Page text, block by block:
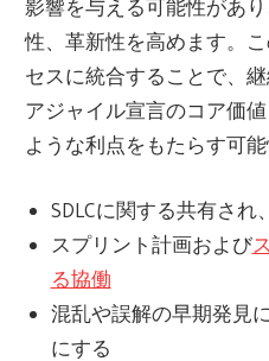
影響を与える可能性があ
性、革新性を高めます。
セスに統合することで、
アジャイル宣言のコア価
ような利点をもたらす可
SDLCに関する共有され
スプリント計画および
る協働
混乱や誤解の早期発見
にする